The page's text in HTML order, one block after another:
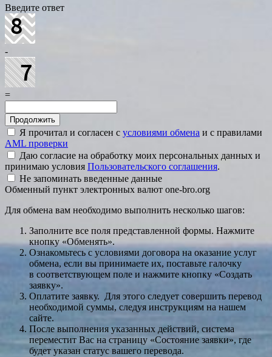
Введите ответ
-
=
Я прочитал и согласен с условиями обмена и с правилами
AML проверки
Даю согласие на обработку моих персональных данных и
принимаю условия Пользовательского соглашения.
Не запоминать введенные данные
Обменный пункт электронных валют one-bro.org
Для обмена вам необходимо выполнить несколько шагов:
Заполните все поля представленной формы. Нажмите
кнопку «Обменять».
Ознакомьтесь с условиями договора на оказание услуг
обмена, если вы принимаете их, поставьте галочку
в соответствующем поле и нажмите кнопку «Создать
заявку».
Оплатите заявку. Для этого следует совершить перевод
необходимой суммы, следуя инструкциям на нашем
сайте.
После выполнения указанных действий, система
переместит Вас на страницу «Состояние заявки», где
будет указан статус вашего перевода.